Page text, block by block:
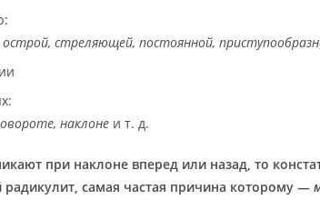
стреляющей, постоянной,
наклоне и т. д.
при наклоне вперед или назад, то
самая частая причина которому —